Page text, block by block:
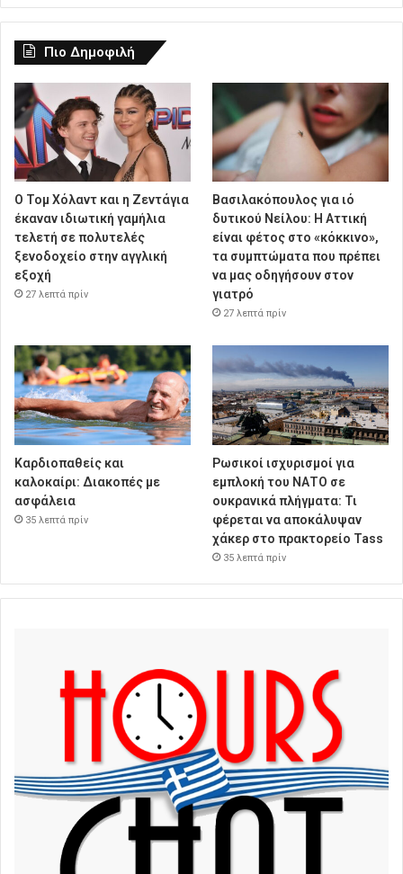
Πιο Δημοφιλή
O Τομ Χόλαντ και η Ζεντάγια
έκαναν ιδιωτική γαμήλια
τελετή σε πολυτελές
ξενοδοχείο στην αγγλική
εξοχή
27 λεπτά πρίν
Βασιλακόπουλος για ιό
δυτικού Νείλου: Η Αττική
είναι φέτος στο «κόκκινο»,
τα συμπτώματα που πρέπει
να μας οδηγήσουν στον
γιατρό
27 λεπτά πρίν
Καρδιοπαθείς και
καλοκαίρι: Διακοπές με
ασφάλεια
35 λεπτά πρίν
Ρωσικοί ισχυρισμοί για
εμπλοκή του ΝΑΤΟ σε
ουκρανικά πλήγματα: Τι
φέρεται να αποκάλυψαν
χάκερ στο πρακτορείο Tass
35 λεπτά πρίν